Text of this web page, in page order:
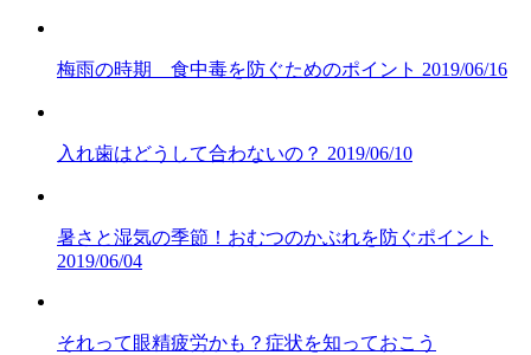
梅雨の時期 食中毒を防ぐためのポイント 2019/06/16
入れ歯はどうして合わないの？ 2019/06/10
暑さと湿気の季節！おむつのかぶれを防ぐポイント
2019/06/04
それって眼精疲労かも？症状を知っておこう